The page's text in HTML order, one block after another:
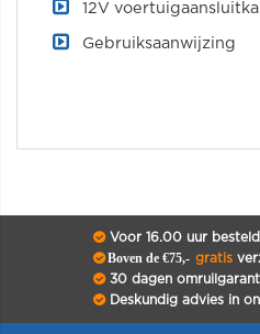
12V
Gebruiksaanwijzing
Voor 16.00 uur
Boven de €75,- gratis
30 dagen
Deskundig advies in